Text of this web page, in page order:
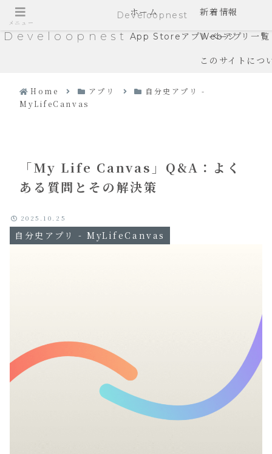
Develoopnest
ホーム 新着情報
App Storeアプリページ
Webアプリ一覧
このサイトにつ
Home アプリ
自分史アプリ -
MyLifeCanvas
「My Life Canvas」Q&A：よく
ある質問とその解決策
自分史アプリ - MyLifeCanvas
2025.10.25
メニュー
Develoopnest